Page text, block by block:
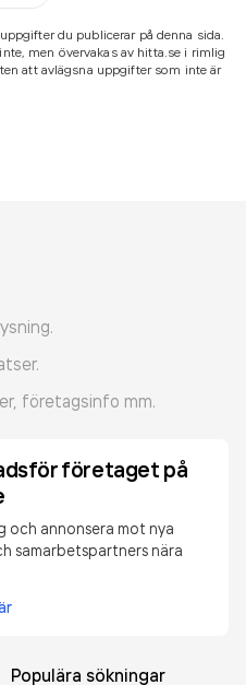
du publicerar på denna sida.
men övervakas av hitta.se i rimlig
att avlägsna uppgifter som inte är
företagsinfo mm.
företaget på
och annonsera mot nya
samarbetspartners nära
Populära sökningar